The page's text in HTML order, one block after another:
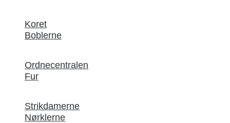
Koret
Boblerne
Ordnecentralen
Fur
Strikdamerne
Nørklerne